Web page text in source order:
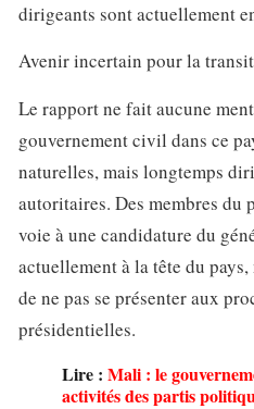
dirigeants sont actuellement
Avenir incertain pour la
Le rapport ne fait aucune
gouvernement civil dans ce
naturelles, mais longtemps
autoritaires. Des membres du
voie à une candidature du
actuellement à la tête du
de ne pas se présenter aux
présidentielles.
Lire : Mali : le
activités des partis